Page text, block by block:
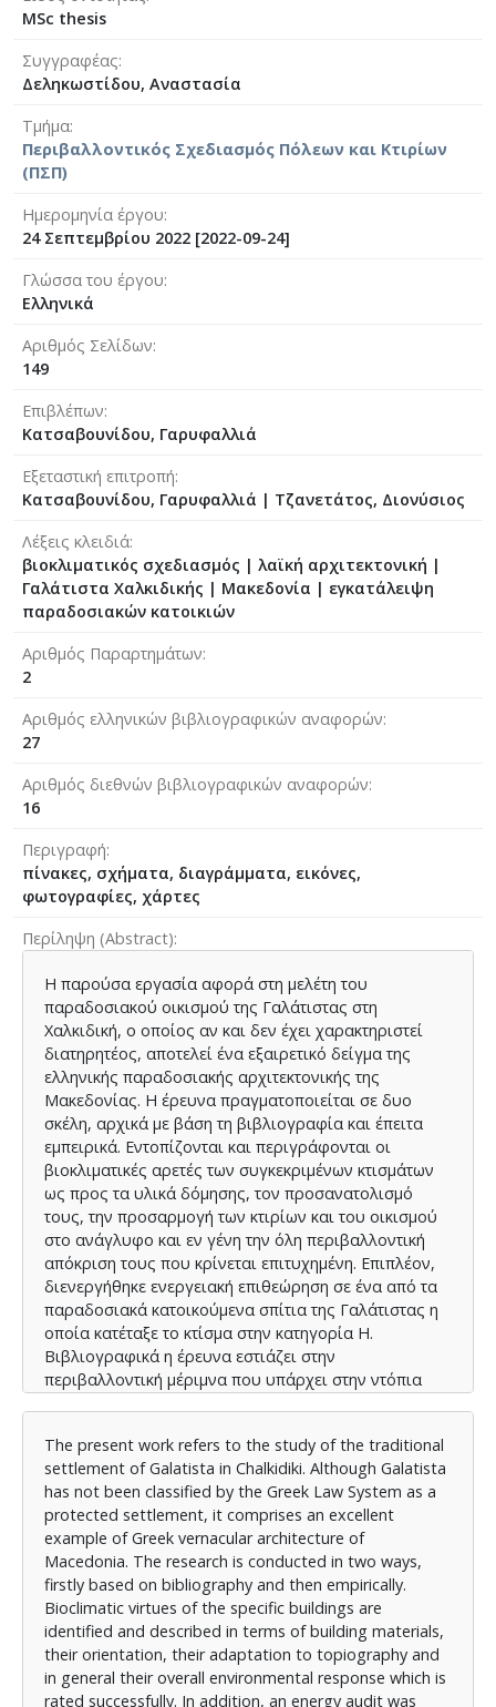
MSc thesis
Συγγραφέας
Δεληκωστίδου, Αναστασία
Τμήμα
Περιβαλλοντικός Σχεδιασμός Πόλεων και Κτιρίων
(ΠΣΠ)
Ημερομηνία έργου
24 Σεπτεμβρίου 2022 [2022-09-24]
Γλώσσα του έργου
Ελληνικά
Αριθμός Σελίδων
149
Επιβλέπων
Κατσαβουνίδου, Γαρυφαλλιά
Εξεταστική επιτροπή
Κατσαβουνίδου, Γαρυφαλλιά | Τζανετάτος, Διονύσιος
Λέξεις κλειδιά
βιοκλιματικός σχεδιασμός | λαϊκή αρχιτεκτονική |
Γαλάτιστα Χαλκιδικής | Μακεδονία | εγκατάλειψη
παραδοσιακών κατοικιών
Αριθμός Παραρτημάτων
2
Αριθμός ελληνικών βιβλιογραφικών αναφορών
27
Αριθμός διεθνών βιβλιογραφικών αναφορών
16
Περιγραφή
πίνακες, σχήματα, διαγράμματα, εικόνες,
φωτογραφίες, χάρτες
Περίληψη (Abstract)
Η παρούσα εργασία αφορά στη μελέτη του
παραδοσιακού οικισμού της Γαλάτιστας στη
Χαλκιδική, ο οποίος αν και δεν έχει χαρακτηριστεί
διατηρητέος, αποτελεί ένα εξαιρετικό δείγμα της
ελληνικής παραδοσιακής αρχιτεκτονικής της
Μακεδονίας. Η έρευνα πραγματοποιείται σε δυο
σκέλη, αρχικά με βάση τη βιβλιογραφία και έπειτα
εμπειρικά. Εντοπίζονται και περιγράφονται οι
βιοκλιματικές αρετές των συγκεκριμένων κτισμάτων
ως προς τα υλικά δόμησης, τον προσανατολισμό
τους, την προσαρμογή των κτιρίων και του οικισμού
στο ανάγλυφο και εν γένη την όλη περιβαλλοντική
απόκριση τους που κρίνεται επιτυχημένη. Επιπλέον,
διενεργήθηκε ενεργειακή επιθεώρηση σε ένα από τα
παραδοσιακά κατοικούμενα σπίτια της Γαλάτιστας η
οποία κατέταξε το κτίσμα στην κατηγορία Η.
Βιβλιογραφικά η έρευνα εστιάζει στην
περιβαλλοντική μέριμνα που υπάρχει στην ντόπια
Thomsen-Tsialis (2009) για τη Γαλάτιστα που
διεξήχθη το 1987 και υλοποιεί μια σύγκριση με τη
σημερινή κατάσταση, όπως περιγράφεται στη
σύγχρονη βιβλιογραφία, αλλά και με βάση την
επιτόπια αυτοψία που διενεργήθηκε. Επιπλέον, μέσω
9 συνεντεύξεων των κατοίκων ή χρηστών
παραδοσιακών κτισμάτων, εντοπίστηκαν οι λόγοι που
ορισμένα κτίρια εγκαταλείπονται είτε ισοπεδώνονται
καθώς και η άποψη τους σε σχέση με τη θερμική
άνεση των παραδοσιακών κτιρίων της Γαλάτιστας. Η
έρευνα κατέληξε πως παρότι θεωρούνται ενεργειακά
The present work refers to the study of the traditional
settlement of Galatista in Chalkidiki. Although Galatista
has not been classified by the Greek Law System as a
protected settlement, it comprises an excellent
example of Greek vernacular architecture of
Macedonia. The research is conducted in two ways,
firstly based on bibliography and then empirically.
Bioclimatic virtues of the specific buildings are
identified and described in terms of building materials,
their orientation, their adaptation to topiography and
in general their overall environmental response which is
rated successfully. In addition, an energy audit was